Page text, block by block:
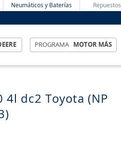
Neumáticos y Baterías Repuestos
PROGRAMA MOTOR MÁS
4l dc2 Toyota (NP